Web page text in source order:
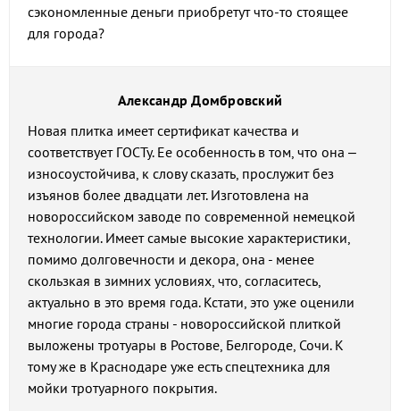
сэкономленные деньги приобретут что-то стоящее
для города?
Александр Домбровский
Новая плитка имеет сертификат качества и
соответствует ГОСТу. Ее особенность в том, что она –
износоустойчива, к слову сказать, прослужит без
изъянов более двадцати лет. Изготовлена на
новороссийском заводе по современной немецкой
технологии. Имеет самые высокие характеристики,
помимо долговечности и декора, она - менее
скользкая в зимних условиях, что, согласитесь,
актуально в это время года. Кстати, это уже оценили
многие города страны - новороссийской плиткой
выложены тротуары в Ростове, Белгороде, Сочи. К
тому же в Краснодаре уже есть спецтехника для
мойки тротуарного покрытия.